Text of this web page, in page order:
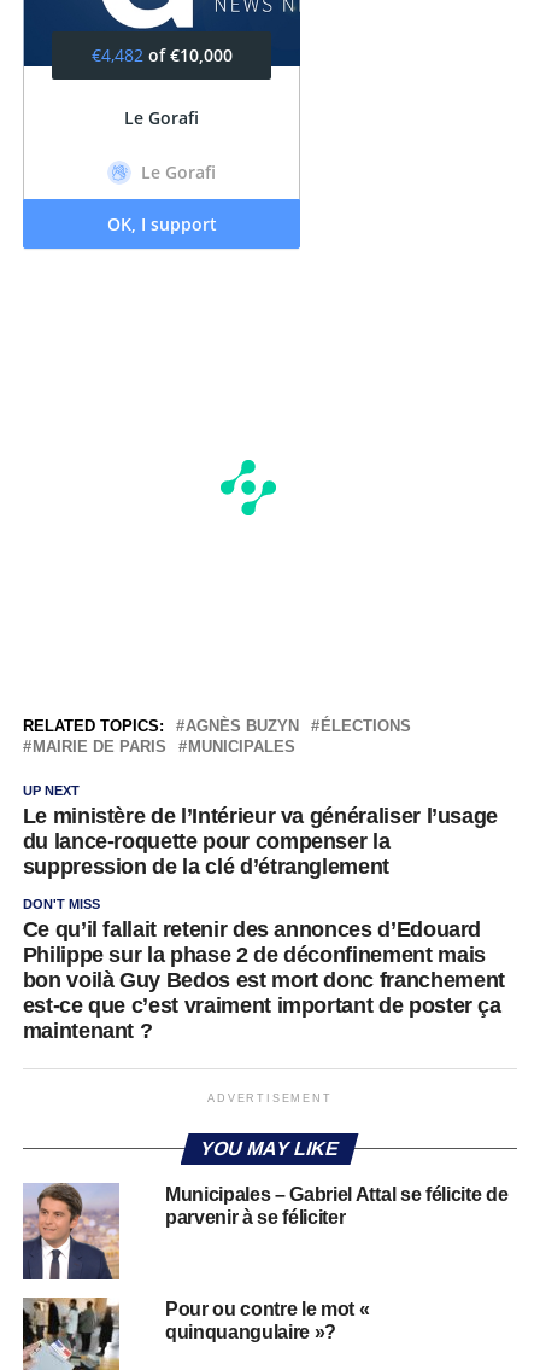
RELATED TOPICS: AGNÈS BUZYN
ÉLECTIONS
MAIRIE DE PARIS
MUNICIPALES
UP NEXT
Le ministère de l’Intérieur va généraliser l’usage
du lance-roquette pour compenser la
suppression de la clé d’étranglement
DON'T MISS
Ce qu’il fallait retenir des annonces d’Edouard
Philippe sur la phase 2 de déconfinement mais
bon voilà Guy Bedos est mort donc franchement
est-ce que c’est vraiment important de poster ça
maintenant ?
ADVERTISEMENT
YOU MAY LIKE
Municipales – Gabriel Attal se félicite de
parvenir à se féliciter
Pour ou contre le mot «
quinquangulaire »?